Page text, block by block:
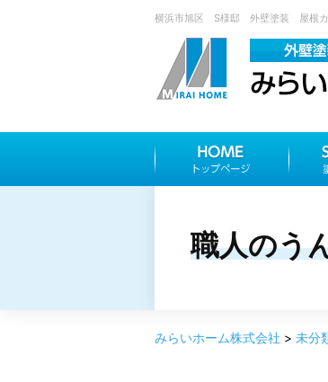
横浜市旭区 S様邸 外壁塗装 屋根カ
職人のう
みらいホーム株式会社 > 未分